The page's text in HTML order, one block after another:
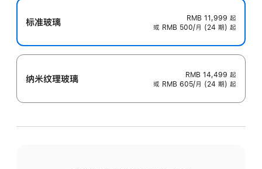
标准玻璃 RMB 11,999 起
或 RMB 500/月 (24 期) 起
纳米纹理玻璃 RMB 14,499 起
或 RMB 605/月 (24 期) 起